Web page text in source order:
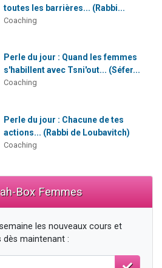
toutes les barrières... (Rabbi...
Coaching
Perle du jour : Quand les femmes
s'habillent avec Tsni'out... (Séfer...
Coaching
Perle du jour : Chacune de tes
actions... (Rabbi de Loubavitch)
Coaching
Box Femmes
les nouveaux cours et
dès maintenant :